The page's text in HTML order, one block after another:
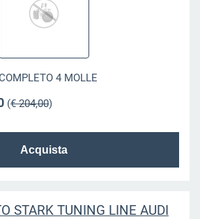
4 MOLLE
(€ 204,00)
STARK TUNING LINE AUDI